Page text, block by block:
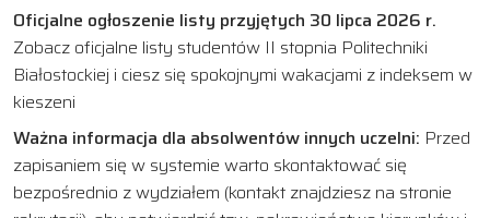
Oficjalne ogłoszenie listy przyjętych 30 lipca 2026 r.
Zobacz oficjalne listy studentów II stopnia Politechniki
Białostockiej i ciesz się spokojnymi wakacjami z indeksem w
kieszeni
Ważna informacja dla absolwentów innych uczelni: Przed
zapisaniem się w systemie warto skontaktować się
bezpośrednio z wydziałem (kontakt znajdziesz na stronie